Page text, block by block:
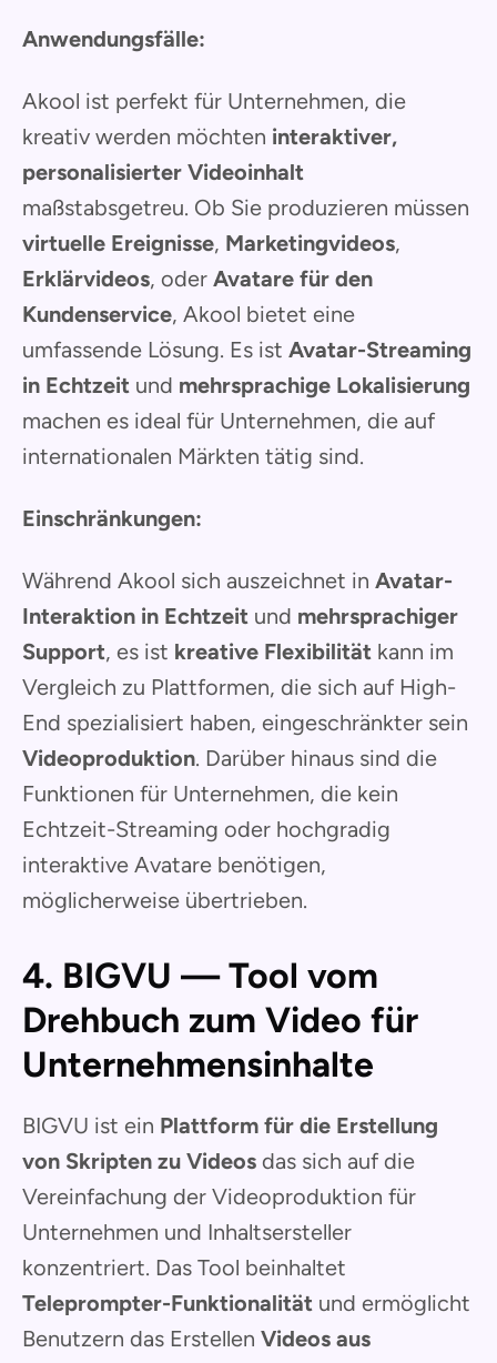
Anwendungsfälle:
Akool ist perfekt für Unternehmen, die
kreativ werden möchten interaktiver,
personalisierter Videoinhalt
maßstabsgetreu. Ob Sie produzieren müssen
virtuelle Ereignisse, Marketingvideos,
Erklärvideos, oder Avatare für den
Kundenservice, Akool bietet eine
umfassende Lösung. Es ist Avatar-Streaming
in Echtzeit und mehrsprachige Lokalisierung
machen es ideal für Unternehmen, die auf
internationalen Märkten tätig sind.
Einschränkungen:
Während Akool sich auszeichnet in Avatar-
Interaktion in Echtzeit und mehrsprachiger
Support, es ist kreative Flexibilität kann im
Vergleich zu Plattformen, die sich auf High-
End spezialisiert haben, eingeschränkter sein
Videoproduktion. Darüber hinaus sind die
Funktionen für Unternehmen, die kein
Echtzeit-Streaming oder hochgradig
interaktive Avatare benötigen,
möglicherweise übertrieben.
4. BIGVU — Tool vom
Drehbuch zum Video für
Unternehmensinhalte
BIGVU ist ein Plattform für die Erstellung
von Skripten zu Videos das sich auf die
Vereinfachung der Videoproduktion für
Unternehmen und Inhaltsersteller
konzentriert. Das Tool beinhaltet
Teleprompter-Funktionalität und ermöglicht
Benutzern das Erstellen Videos aus